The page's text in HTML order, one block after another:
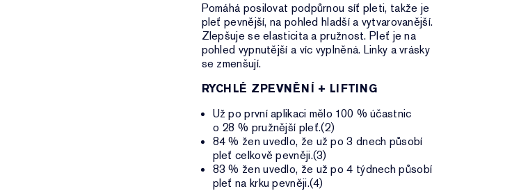
Pomáhá posilovat podpůrnou síť pleti, takže je
pleť pevnější, na pohled hladší a vytvarovanější.
Zlepšuje se elasticita a pružnost. Pleť je na
pohled vypnutější a víc vyplněná. Linky a vrásky
se zmenšují.
RYCHLÉ ZPEVNĚNÍ + LIFTING
Už po první aplikaci mělo 100 % účastnic
o 28 % pružnější pleť.(2)
84 % žen uvedlo, že už po 3 dnech působí
pleť celkově pevněji.(3)
83 % žen uvedlo, že už po 4 týdnech působí
pleť na krku pevněji.(4)